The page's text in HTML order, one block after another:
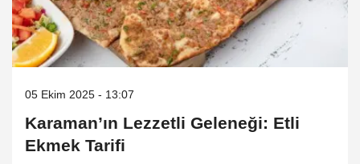
05 Ekim 2025 - 13:07
Karaman’ın Lezzetli Geleneği: Etli
Ekmek Tarifi